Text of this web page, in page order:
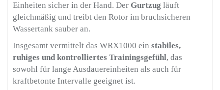
Einheiten sicher in der Hand. Der Gurtzug läuft
gleichmäßig und treibt den Rotor im bruchsicheren
Wassertank sauber an.
Insgesamt vermittelt das WRX1000 ein stabiles,
ruhiges und kontrolliertes Trainingsgefühl, das
sowohl für lange Ausdauereinheiten als auch für
kraftbetonte Intervalle geeignet ist.